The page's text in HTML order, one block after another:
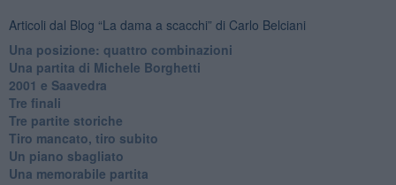
Articoli dal Blog “La dama a scacchi” di Carlo Belciani
Una posizione: quattro combinazioni
​Una partita di Michele Borghetti
2001 e Saavedra
Tre finali
Tre partite storiche
Tiro mancato, tiro subito
Un piano sbagliato
Una memorabile partita